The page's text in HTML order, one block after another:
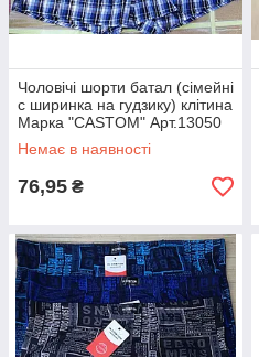
Чоловічі шорти батал (сімейні
c ширинка на гудзику) клітина
Марка "CASTOM" Арт.13050
Немає в наявності
76,95 ₴